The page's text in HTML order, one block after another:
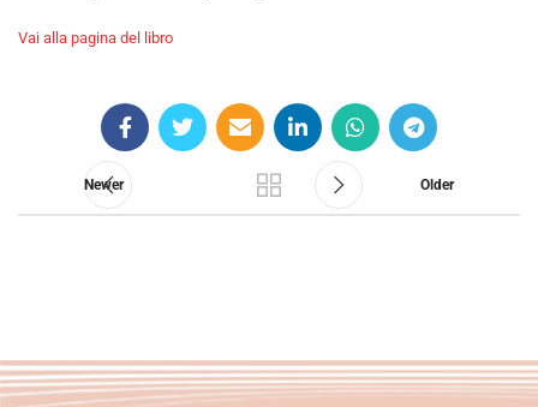
Vai alla pagina del libro
Newer Older